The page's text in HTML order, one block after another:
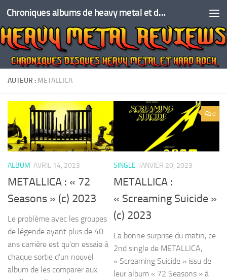
Skip to content Chroniques albums de heavy metal et de hard rock
AUTEUR : METALLICA
ALBUM AVRIL 14, 2023
METALLICA : « 72
Seasons » (c) 2023
Le problème avec les groupes
de légende ayant plus de 40
ans carrière est qu’on essaie à
chaque sortie d’un nouvel
album de les comparer aux
0
SINGLE JANVIER 20, 2023
METALLICA :
« Screaming Suicide »
(c) 2023
La bonne surprise du matin, ce
2nd single de METALLICA,
« Screaming Suicide » issu de
leur album « 72 Seasons » à